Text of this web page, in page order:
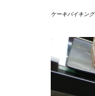
ケーキバイキング